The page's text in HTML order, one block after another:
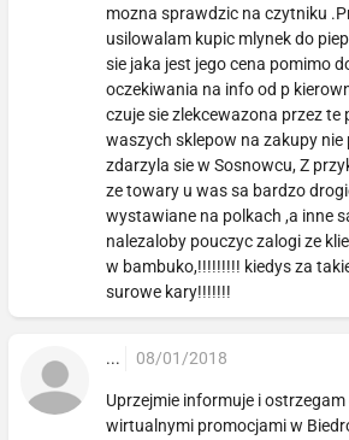
mozna sprawdzic na czytniku
usilowalam kupic mlynek do
sie jaka jest jego cena pomimo
oczekiwania na info od p
czuje sie zlekcewazona przez te
waszych sklepow na zakupy nie
zdarzyla sie w Sosnowcu, Z
ze towary u was sa bardzo
wystawiane na polkach ,a inne
nalezaloby pouczyc zalogi ze
w bambuko,!!!!!!!!! kiedys za
surowe kary!!!!!!!
... 08/01/2018
Uprzejmie informuje i
wirtualnymi promocjami w